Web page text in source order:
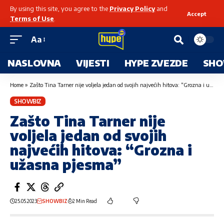
By using this site, you agree to the Privacy Policyand
Terms of Use
Accept
Aa
NASLOVNA VIJESTI HYPE ZVEZDE
Home » Zašto Tina Tarner nije voljela jedan od svojih najvećih hitova: “Grozna i užasna pjesma”
SHOWBIZ
Zašto Tina Tarner nije
voljela jedan od svojih
najvećih hitova: “Grozna i
užasna pjesma”
25.05.2023 SHOWBIZ 2 Min Read